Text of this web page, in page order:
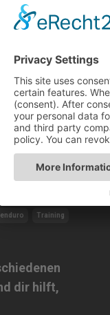
Training
dir hilft,